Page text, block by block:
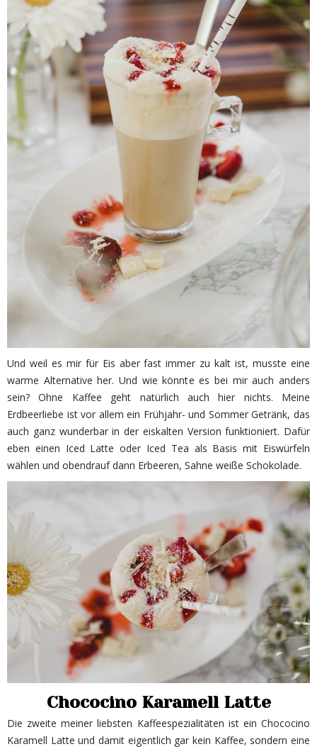
Und weil es mir für Eis aber fast immer zu kalt ist, musste eine
warme Alternative her. Und wie könnte es bei mir auch anders
sein? Ohne Kaffee geht natürlich auch hier nichts. Meine
Erdbeerliebe ist vor allem ein Frühjahr- und Sommer Getränk, das
auch ganz wunderbar in der eiskalten Version funktioniert. Dafür
eben einen Iced Latte oder Iced Tea als Basis mit Eiswürfeln
wählen und obendrauf dann Erbeeren, Sahne weiße Schokolade.
Chococino Karamell Latte
Die zweite meiner liebsten Kaffeespezialitäten ist ein Chococino
Karamell Latte und damit eigentlich gar kein Kaffee, sondern eine